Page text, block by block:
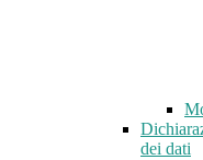
dei dati